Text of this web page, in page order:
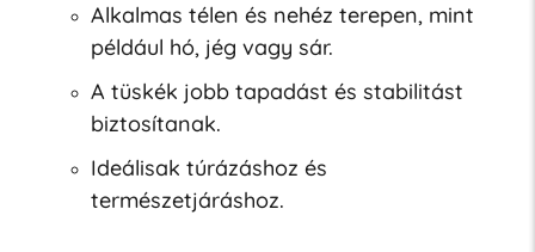
Alkalmas télen és nehéz terepen, mint
például hó, jég vagy sár.
A tüskék jobb tapadást és stabilitást
biztosítanak.
Ideálisak túrázáshoz és
természetjáráshoz.